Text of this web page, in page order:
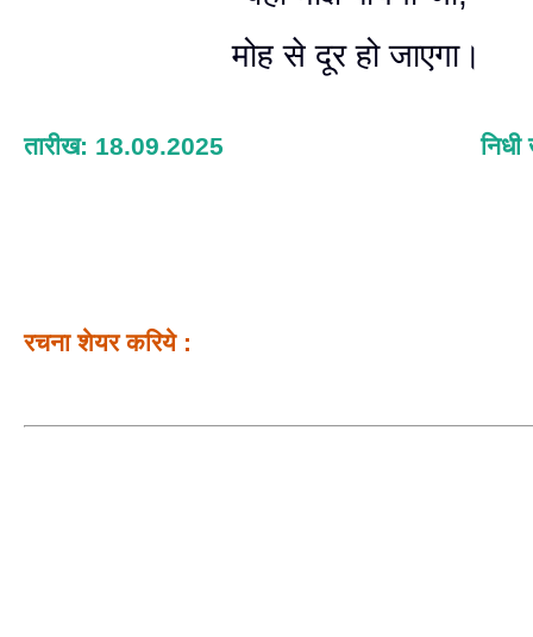
मोह से दूर हो जाएगा।
तारीख: 18.09.2025 निधी
रचना शेयर करिये :